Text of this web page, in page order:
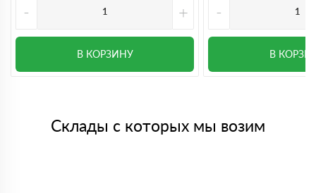
- +
В КОРЗИНУ
-
В
Склады с которых мы возим